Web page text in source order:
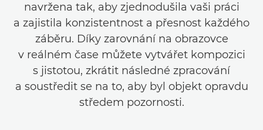
navržena tak, aby zjednodušila vaši práci
a zajistila konzistentnost a přesnost každého
záběru. Díky zarovnání na obrazovce
v reálném čase můžete vytvářet kompozici
s jistotou, zkrátit následné zpracování
a soustředit se na to, aby byl objekt opravdu
středem pozornosti.